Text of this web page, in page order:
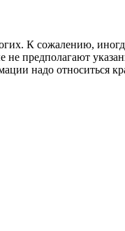
К сожалению,
не предполагают
надо относиться